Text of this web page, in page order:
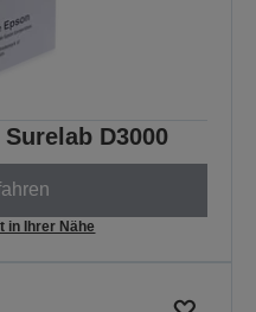
D3000
in Ihrer Nähe